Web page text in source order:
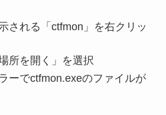
される「ctfmon」を右クリッ
所を開く」を選択
ーでctfmon.exeのファイルが